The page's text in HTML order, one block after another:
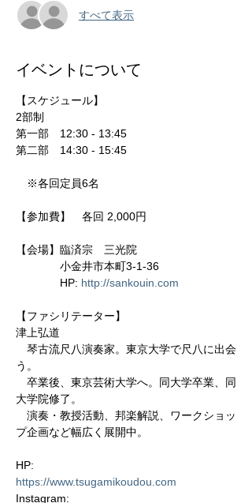
すべて表示
イベントについて
【スケジュール】
2部制
第一部　12:30 - 13:45
第二部　14:30 - 15:45
※各回定員6名
【参加費】　各回 2,000円
【会場】臨済宗　三光院
小金井市本町3-1-36
HP: http://sankouin.com
【ファシリテーター】
津上弘道
琴古流尺八演奏家。東京大学で尺八に出会
う。
卒業後、東京芸術大学へ。同大学卒業、同
大学院修了。
演奏・教授活動、邦楽解説、ワークショッ
プ企画など幅広く展開中。
HP:
https://www.tsugamikoudou.com
Instagram: